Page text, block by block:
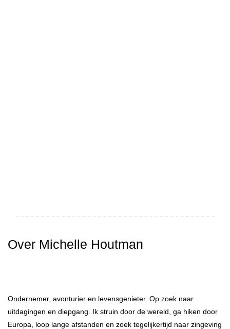
Over Michelle Houtman
Ondernemer, avonturier en levensgenieter. Op zoek naar
uitdagingen en diepgang. Ik struin door de wereld, ga hiken door
Europa, loop lange afstanden en zoek tegelijkertijd naar zingeving